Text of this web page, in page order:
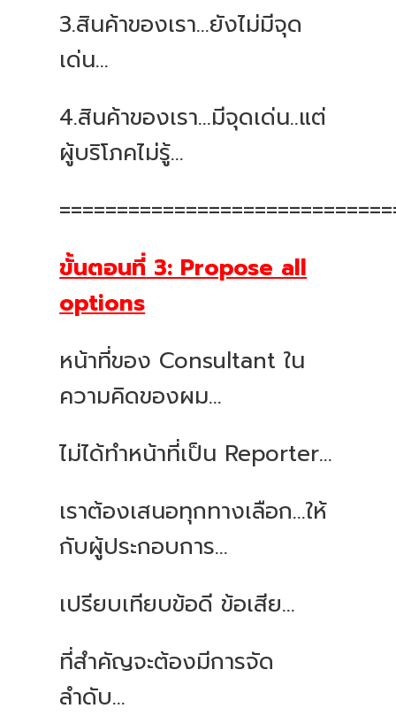
3.สินค้าของเรา...ยังไม่มีจุด
เด่น...
4.สินค้าของเรา...มีจุดเด่น..แต่
ผู้บริโภคไม่รู้...
ขั้นตอนที่3: Propose all
options
หน้าที่ของ Consultantใน
ความคิดของผม...
ไม่ได้ทำหน้าที่เป็น Reporter...
เราต้องเสนอทุกทางเลือก...ให้
กับผู้ประกอบการ...
เปรียบเทียบข้อดี ข้อเสีย...
ที่สำคัญจะต้องมีการจัด
ลำดับ...